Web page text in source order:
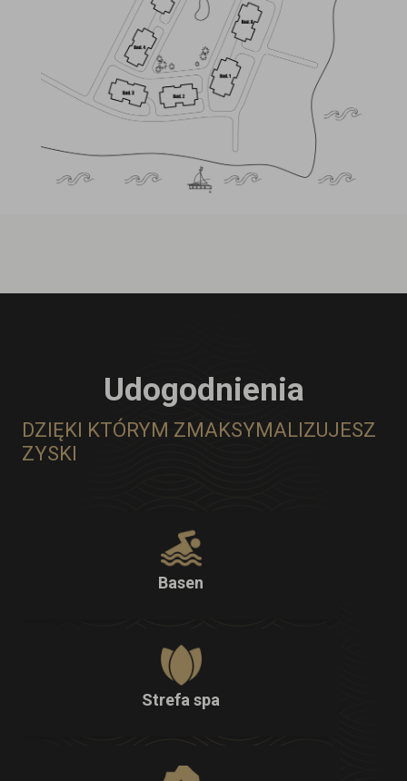
Udogodnienia
DZIĘKI KTÓRYM ZMAKSYMALIZUJESZ
ZYSKI
Basen
Strefa spa